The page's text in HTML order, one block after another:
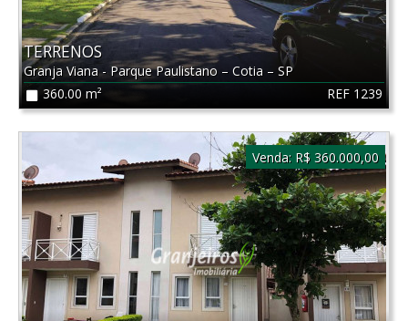
REF 1239
TERRENOS
Granja Viana - Parque Paulistano – Cotia – SP
360.00 m²
Venda: R$ 360.000,00